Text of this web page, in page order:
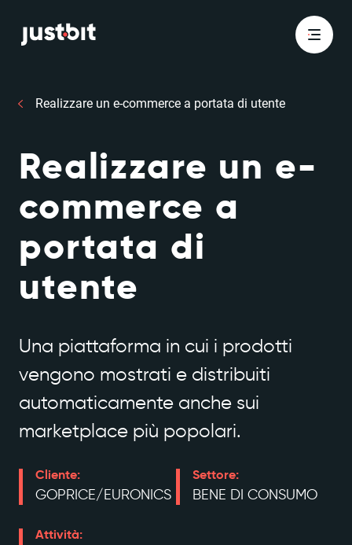
Realizzare un e-commerce a portata di utente
Realizzare un e-
commerce a
portata di
utente
Una piattaforma in cui i prodotti
vengono mostrati e distribuiti
automaticamente anche sui
marketplace più popolari.
Cliente:
GOPRICE/EURONICS
Settore:
BENE DI CONSUMO
Attività: